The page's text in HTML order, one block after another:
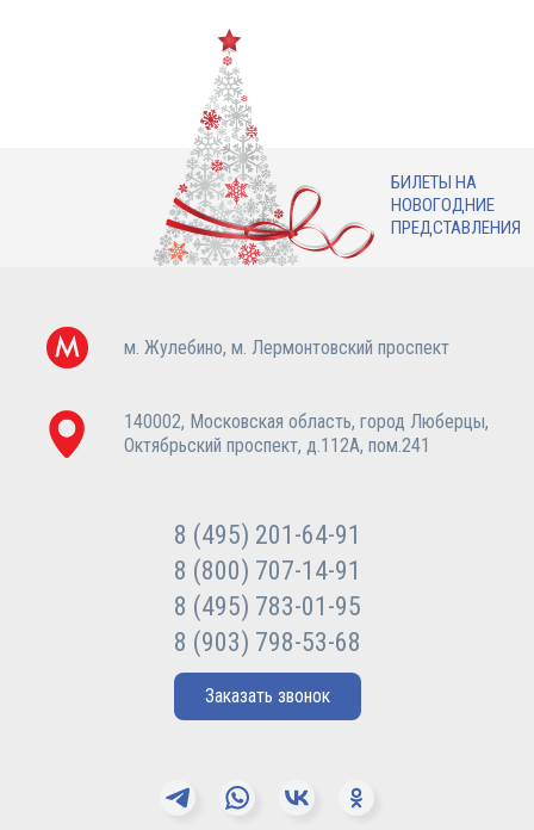
БИЛЕТЫ НА
НОВОГОДНИЕ
ПРЕДСТАВЛЕНИЯ
м. Жулебино, м. Лермонтовский проспект
140002, Московская область, город Люберцы,
Октябрьский проспект, д.112А, пом.241
8 (495) 201-64-91
8 (800) 707-14-91
8 (495) 783-01-95
8 (903) 798-53-68
Заказать звонок